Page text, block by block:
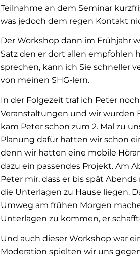
Teilnahme an dem Seminar
was jedoch dem regen Kontakt
Der Workshop dann im Frühjahr
Satz den er dort allen empfohlen
sprechen, kann ich Sie schneller
von meinen SHG-lern.
In der Folgezeit traf ich Peter
Veranstaltungen und wir wurden
kam Peter schon zum 2. Mal zu
Planung dafür hatten wir schon
denn wir hatten eine mobile
dazu ein passendes Projekt. Am
Peter mir, dass er bis spät
die Unterlagen zu Hause liegen.
Umweg am frühen Morgen
Unterlagen zu kommen, er
Und auch dieser Workshop war
Moderation spielten wir uns